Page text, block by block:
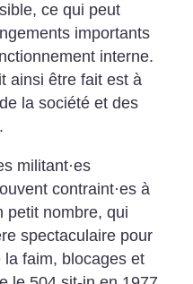
ce qui peut
importants
interne.
ainsi être fait est à
la société et des
militant·es
contraint·es à
petit nombre, qui
spectaculaire pour
faim, blocages et